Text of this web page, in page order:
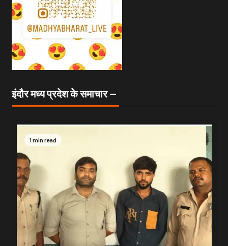
इंदौर मध्य प्रदेश के समाचार —
1 min read